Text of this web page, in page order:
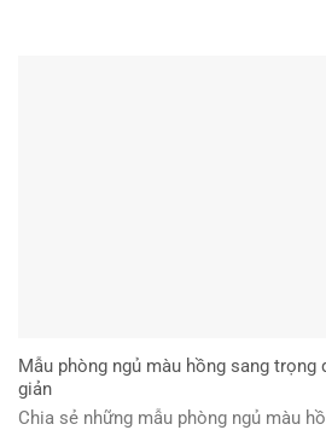
Mẫu phòng ngủ màu hồng sang
giản
Chia sẻ những mẫu phòng ngủ màu